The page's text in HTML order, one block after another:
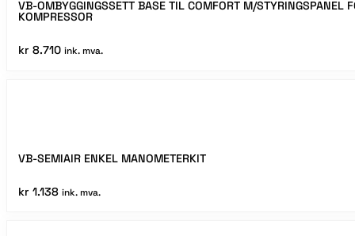
MASTER
DRW
TVILLING
BAKHJULSTREKK
VB-OMBYGGINGSSETT BASE TIL COMFORT M/STYRINGSPANEL
KOMPRESSOR
kr 8.710 ink. mva.
VB-SEMIAIR ENKEL MANOMETERKIT
kr 1.138 ink. mva.